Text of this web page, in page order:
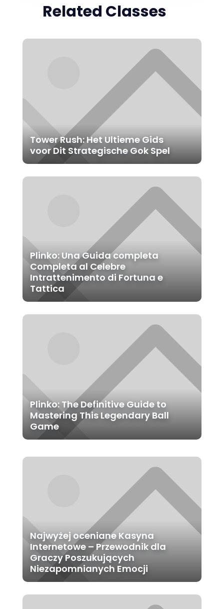
Related Classes
Tower Rush: Het Ultieme Gids
voor Dit Strategische Gok Spel
Plinko: Una Guida completa
Completa al Celebre
Intrattenimento di Fortuna e
Tattica
Plinko: The Definitive Guide to
Mastering This Legendary Ball
Game
Najwyżej oceniane Kasyna
Internetowe – Przewodnik dla
Graczy Poszukujących
Niezapomnianych Emocji